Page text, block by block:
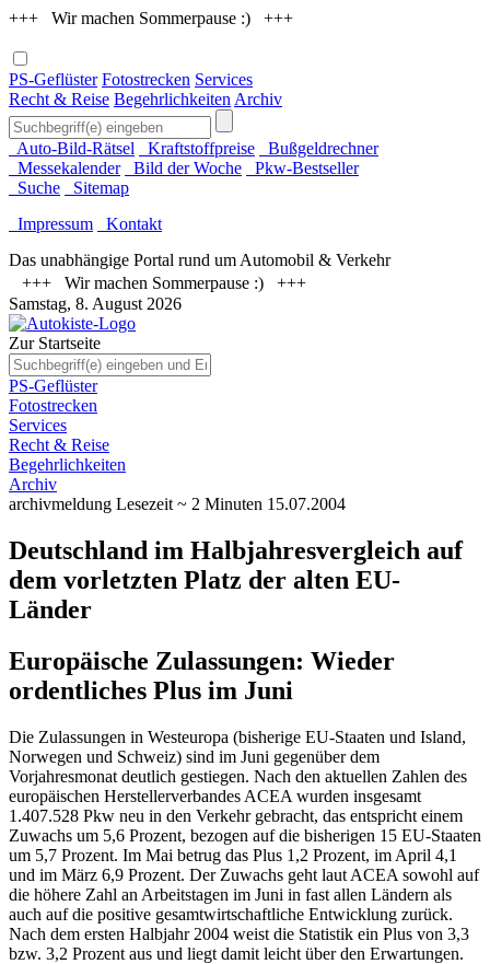
+++ Wir machen Sommerpause :) +++
PS-Geflüster Fotostrecken Services
Recht & Reise Begehrlichkeiten Archiv
Auto-Bild-Rätsel Kraftstoffpreise
Bußgeldrechner
Messekalender
Bild der Woche
Pkw-Bestseller
Suche
Sitemap
Impressum
Kontakt
Das unabhängige Portal rund um Automobil & Verkehr
+++ Wir machen Sommerpause :) +++
Samstag, 8. August 2026
Zur Startseite
PS-Geflüster
Fotostrecken
Services
Recht & Reise
Begehrlichkeiten
Archiv
archivmeldung Lesezeit ~ 2 Minuten 15.07.2004
Deutschland im Halbjahresvergleich auf
dem vorletzten Platz der alten EU-
Länder
Europäische Zulassungen: Wieder
ordentliches Plus im Juni
Die Zulassungen in Westeuropa (bisherige EU-Staaten und Island,
Norwegen und Schweiz) sind im Juni gegenüber dem
Vorjahresmonat deutlich gestiegen. Nach den aktuellen Zahlen des
europäischen Herstellerverbandes ACEA wurden insgesamt
1.407.528 Pkw neu in den Verkehr gebracht, das entspricht einem
Zuwachs um 5,6 Prozent, bezogen auf die bisherigen 15 EU-Staaten
um 5,7 Prozent. Im Mai betrug das Plus 1,2 Prozent, im April 4,1
und im März 6,9 Prozent. Der Zuwachs geht laut ACEA sowohl auf
die höhere Zahl an Arbeitstagen im Juni in fast allen Ländern als
auch auf die positive gesamtwirtschaftliche Entwicklung zurück.
Nach dem ersten Halbjahr 2004 weist die Statistik ein Plus von 3,3
bzw. 3,2 Prozent aus und liegt damit leicht über den Erwartungen.